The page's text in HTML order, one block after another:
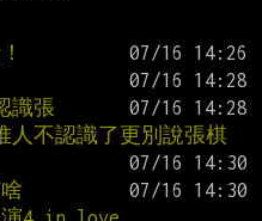
識張
人不認識了更別說張棋